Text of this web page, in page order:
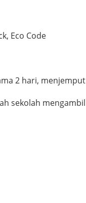
Eco Code
2 hari,
sekolah